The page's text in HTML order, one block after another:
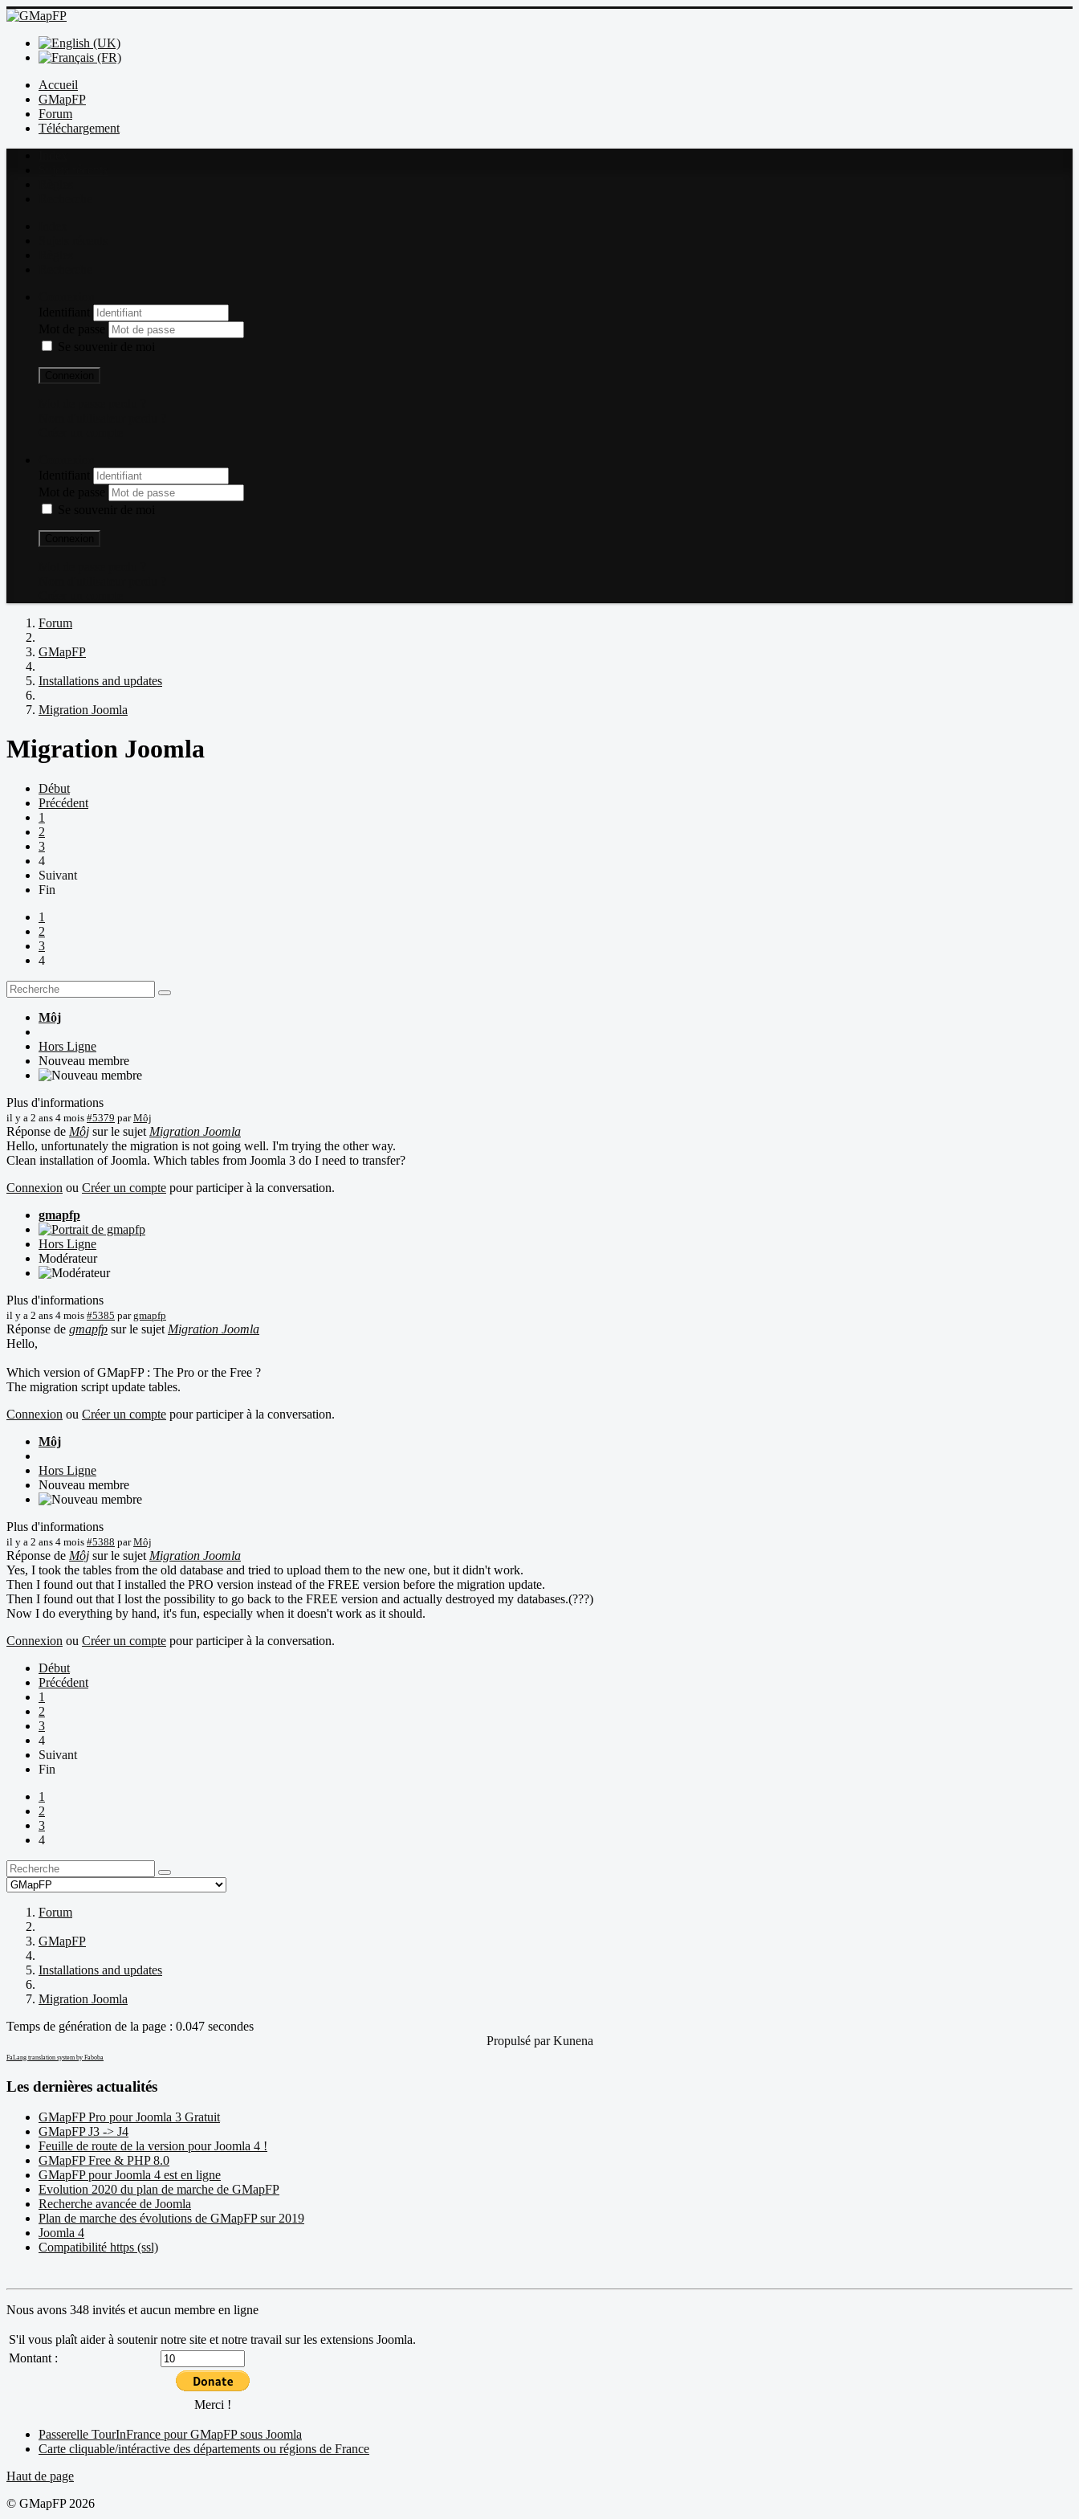
Accueil
GMapFP
Forum
Téléchargement
Forum
GMapFP
Installations and updates
Migration Joomla
Migration Joomla
Début
Précédent
1
2
3
4
Suivant
Fin
1
2
3
4
Môj
Hors Ligne
Nouveau membre
Plus d'informations
il y a 2 ans 4 mois #5379 parMôj
Réponse de Môj sur le sujet Migration Joomla
Hello, unfortunately the migration is not going well. I'm trying the other way.
Clean installation of Joomla. Which tables from Joomla 3 do I need to transfer?
Connexion ou Créer un compte pour participer à la conversation.
gmapfp
Hors Ligne
Modérateur
Plus d'informations
il y a 2 ans 4 mois #5385 pargmapfp
Réponse de gmapfp sur le sujet Migration Joomla
Hello,
Which version of GMapFP : The Pro or the Free ?
The migration script update tables.
Connexion ou Créer un compte pour participer à la conversation.
Môj
Hors Ligne
Nouveau membre
Plus d'informations
il y a 2 ans 4 mois #5388 parMôj
Réponse de Môj sur le sujet Migration Joomla
Yes, I took the tables from the old database and tried to upload them to the new one, but it didn't work.
Then I found out that I installed the PRO version instead of the FREE version before the migration update.
Then I found out that I lost the possibility to go back to the FREE version and actually destroyed my databases.(???)
Now I do everything by hand, it's fun, especially when it doesn't work as it should.
Connexion ou Créer un compte pour participer à la conversation.
Début
Précédent
1
2
3
4
Suivant
Fin
1
2
3
4
Forum
GMapFP
Installations and updates
Migration Joomla
Temps de génération de la page : 0.047 secondes
Propulsé parKunena
FaLang translation system by Faboba
Les dernières actualités
GMapFP Pro pour Joomla 3 Gratuit
GMapFP J3 -> J4
Feuille de route de la version pour Joomla 4 !
GMapFP Free & PHP 8.0
GMapFP pour Joomla 4 est en ligne
Evolution 2020 du plan de marche de GMapFP
Recherche avancée de Joomla
Plan de marche des évolutions de GMapFP sur 2019
Joomla 4
Compatibilité https (ssl)
Nous avons 348 invités et aucun membre en ligne
S'il vous plaît aider à soutenir notre site et notre travail sur les extensions Joomla.
Montant :
Merci !
Passerelle TourInFrance pour GMapFP sous Joomla
Carte cliquable/intéractive des départements ou régions de France
Haut de page
© GMapFP 2026